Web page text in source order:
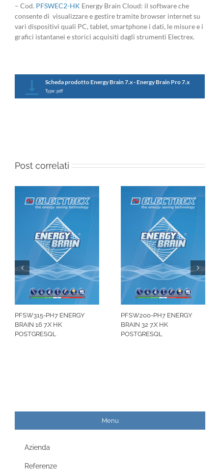
– Cod. PFSWEC2-HK Energy Brain Cloud: il software che
consente di visualizzare e gestire tramite browser internet su
vari dispositivi quali PC, tablet, smartphone i dati, le misure e i
grafici istantanei e storici acquisiti dagli strumenti Electrex.
Scheda prodotto Energy Brain 7.x - Energy Brain Pro 7.x
Type: pdf
Post correlati
PFSW315-PH7 ENERGY
BRAIN 16 7.X HK
POSTGRESQL
PFSW200-PH7 ENERGY
BRAIN 32 7.X HK
POSTGRESQL
Menu
Azienda
Referenze